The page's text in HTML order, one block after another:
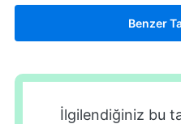
Benzer
İlgilendiğiniz bu